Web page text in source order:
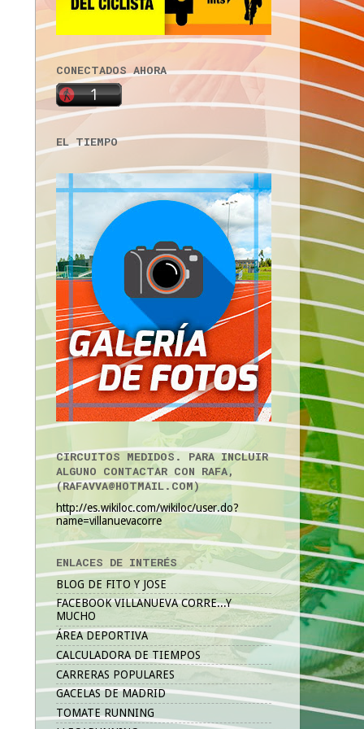
CONECTADOS AHORA
EL TIEMPO
CIRCUITOS MEDIDOS. PARA INCLUIR
ALGUNO CONTACTAR CON RAFA,
(RAFAVVA@HOTMAIL.COM)
http://es.wikiloc.com/wikiloc/user.do?
name=villanuevacorre
ENLACES DE INTERÉS
BLOG DE FITO Y JOSE
FACEBOOK VILLANUEVA CORRE...Y
MUCHO
ÁREA DEPORTIVA
CALCULADORA DE TIEMPOS
CARRERAS POPULARES
GACELAS DE MADRID
TOMATE RUNNING